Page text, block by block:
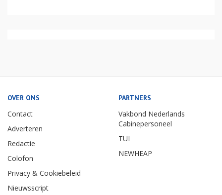
OVER ONS
Contact
Adverteren
Redactie
Colofon
Privacy & Cookiebeleid
Nieuwsscript
PARTNERS
Vakbond Nederlands
Cabinepersoneel
TUI
NEWHEAP